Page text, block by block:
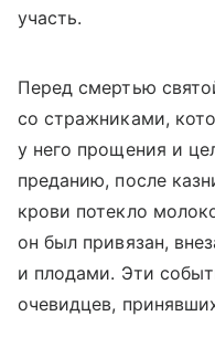
участь.
Перед смертью
со стражниками,
у него прощения и
преданию, после
крови потекло
он был привязан,
и плодами. Эти
очевидцев,